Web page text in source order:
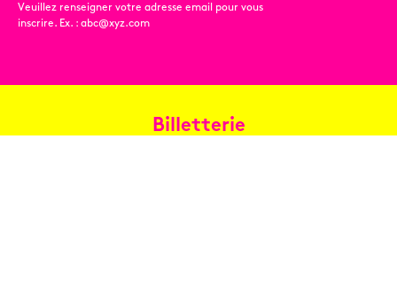
Veuillez renseigner votre adresse email pour vous
inscrire. Ex. : abc@xyz.com
Billetterie